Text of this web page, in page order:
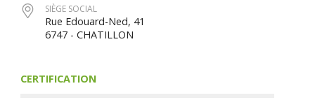
SIÈGE SOCIAL
Rue Edouard-Ned, 41
6747 - CHATILLON
CERTIFICATION